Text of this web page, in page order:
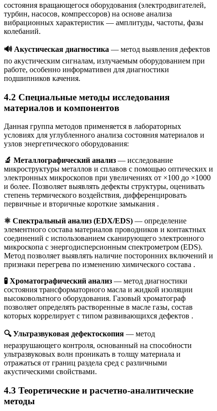
состояния вращающегося оборудования (электродвигателей,
турбин, насосов, компрессоров) на основе анализа
вибрационных характеристик — амплитуды, частоты, фазы
колебаний.
🔊 Акустическая диагностика — метод выявления дефектов
по акустическим сигналам, излучаемым оборудованием при
работе, особенно информативен для диагностики
подшипников качения.
4.2 Специальные методы исследования
материалов и компонентов
Данная группа методов применяется в лабораторных
условиях для углубленного анализа состояния материалов и
узлов энергетического оборудования:
🔬 Металлографический анализ — исследование
микроструктуры металлов и сплавов с помощью оптических и
электронных микроскопов при увеличениях от ×100 до ×1000
и более. Позволяет выявлять дефекты структуры, оценивать
степень термического воздействия, дифференцировать
первичные и вторичные короткие замыкания .
⚛️ Спектральный анализ (EDX/EDS) — определение
элементного состава материалов проводников и контактных
соединений с использованием сканирующего электронного
микроскопа с энергодисперсионным спектрометром (EDS).
Метод позволяет выявлять наличие посторонних включений и
признаки перегрева по изменению химического состава .
🧪 Хроматографический анализ — метод диагностики
состояния трансформаторного масла и жидкой изоляции
высоковольтного оборудования. Газовый хроматограф
позволяет определять растворенные в масле газы, состав
которых коррелирует с типом развивающихся дефектов .
🔍 Ультразвуковая дефектоскопия — метод
неразрушающего контроля, основанный на способности
ультразвуковых волн проникать в толщу материала и
отражаться от границ раздела сред с различными
акустическими свойствами.
4.3 Теоретические и расчетно-аналитические
методы